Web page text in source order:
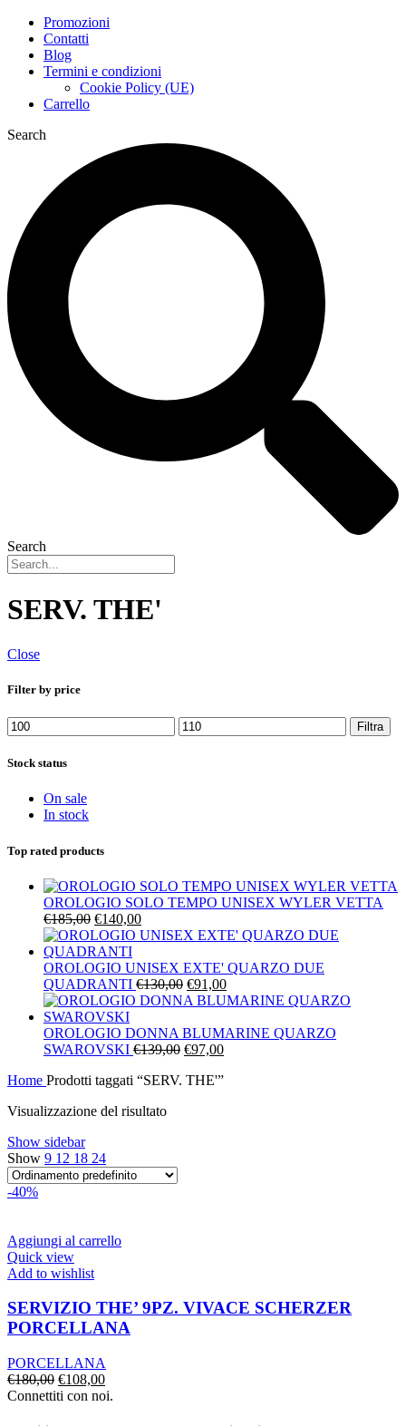
Promozioni
Contatti
Blog
Termini e condizioni
Cookie Policy (UE)
Carrello
Search
Search
SERV. THE'
Close
Filter by price
Prezzo
Min
Prezzo
Max
Filtra
Stock status
On sale
In stock
Top rated products
OROLOGIO SOLO TEMPO UNISEX WYLER VETTA
€185,00 Il
prezzo
originale
era:
€185,00.
€140,00Il
prezzo
è:
€140,00.
OROLOGIO UNISEX EXTE' QUARZO DUE
QUADRANTI €130,00 Il
prezzo
era:
€130,00.
€91,00Il
prezzo
è:
OROLOGIO DONNA BLUMARINE QUARZO
SWAROVSKI €139,00 Il
originale
€97,00Il
attuale
Home Prodotti taggati “SERV. THE'”
Visualizzazione del risultato
Show sidebar
Show 9 12 18 24
-40%
Aggiungi al carrello
Quick view
Add to wishlist
SERVIZIO THE’ 9PZ. VIVACE SCHERZER
PORCELLANA
PORCELLANA
€180,00 Il
prezzo
€108,00Il
prezzo
Connettiti con noi.